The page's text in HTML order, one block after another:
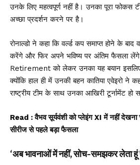
उनके लिए महत्वपूर्ण नहीं है। उनका पूरा फोकस
अच्छा प्रदर्शन करने पर है।
रोनाल्डो ने कहा कि वर्ल्ड कप समाप्त होने के बाद
करेंगे और फिर अपने भविष्य पर अंतिम फैसला
Retirement को लेकर उनका यह बयान इसलिए
क्योंकि हाल ही में उनकी बहन कातिया एवेइरो ने
राष्ट्रीय टीम के साथ उनका आखिरी टूर्नामेंट हो
Read :वैभव सूर्यवंशी को प्लेइंग XI में नहीं देखना
सीरीज से पहले बड़ा फैसला
‘अब भावनाओं में नहीं, सोच-समझकर लेता